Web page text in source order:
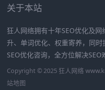
关于本站
狂人网络拥有十年SEO优化及
升、单词优化、权重寄养，同
SEO优化咨询，全方位解决SEO
Copyright © 2025 狂人网络
站地图